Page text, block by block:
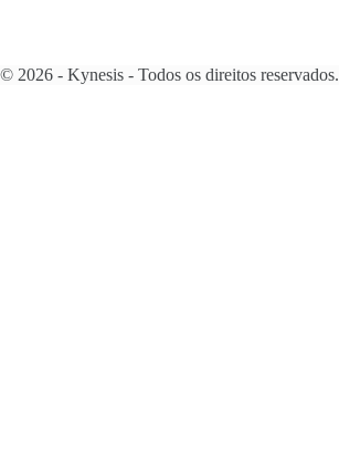
© 2026 - Kynesis - Todos os direitos reservados.